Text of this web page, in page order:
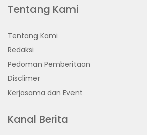
Tentang Kami
Tentang Kami
Redaksi
Pedoman Pemberitaan
Disclimer
Kerjasama dan Event
Kanal Berita